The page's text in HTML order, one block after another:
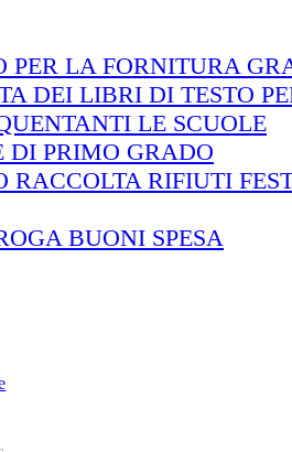
PER LA FORNITURA
DEI LIBRI DI TESTO
LE SCUOLE
DI PRIMO GRADO
RACCOLTA RIFIUTI
BUONI SPESA